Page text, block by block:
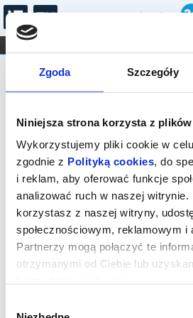
Zgoda Szczegóły
Niniejsza strona korzysta z
Wykorzystujemy pliki cookie w
zgodnie z Polityką cookies, do
i reklam, aby oferować funkcje
analizować ruch w naszej
korzystasz z naszej witryny,
społecznościowym, reklamowym i
Partnerzy mogą połączyć te
otrzymanymi od Ciebie lub
FILHARMONIA OPERA I BALET
DLA DZIECI
Bilety na: ZIEMIA
Łódź, plac Henryka
02.06.2027, g. 11:00 (środa)
cena - od 53,00 pln
Organizator: Teatr Wielki w